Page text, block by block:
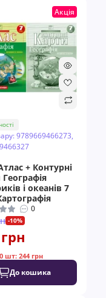
Акція
9789669466273,
+ Контурні
і океанів 7
0
-10%
шт: 244 грн
До кошика